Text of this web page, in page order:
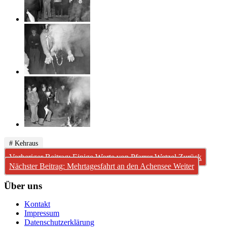
# Kehraus
Vorheriger Beitrag: Einige Worte von Pfarrer WetzelZurück
Nächster Beitrag: Mehrtagesfahrt an den Achensee Weiter
Über uns
Kontakt
Impressum
Datenschutzerklärung